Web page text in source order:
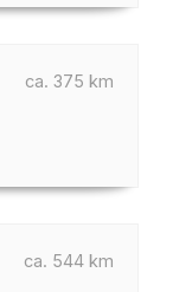
ca. 375 km
ca. 544 km